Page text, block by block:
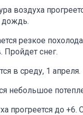
воздуха
дождь.
резкое
Пройдет снег.
в среду, 1 апреля.
небольшое
прогреется до +6.